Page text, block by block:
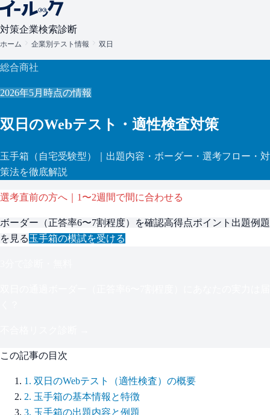
対策企業検索診断
ホーム 企業別テスト情報 双日
総合商社
2026年5月 時点の情報
双日 のWebテスト・適性検査対策
玉手箱 （自宅受験型）
｜出題内容・ボーダー・選考フロー・対
策法を徹底解説
選考直前の方へ｜1〜2週間で間に合わせる
ボーダー（正答率6〜7割程度）を確認高得点ポイント 出題例題
を見る玉手箱の模試を受ける
この記事の目次
1 . 双日のWebテスト（適性検査）の概要
2. 玉手箱の基本情報と特徴
3. 玉手箱の出題内容と例題